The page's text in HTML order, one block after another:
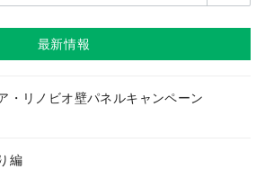
最新情報
リノビオ壁パネルキャンペーン
編